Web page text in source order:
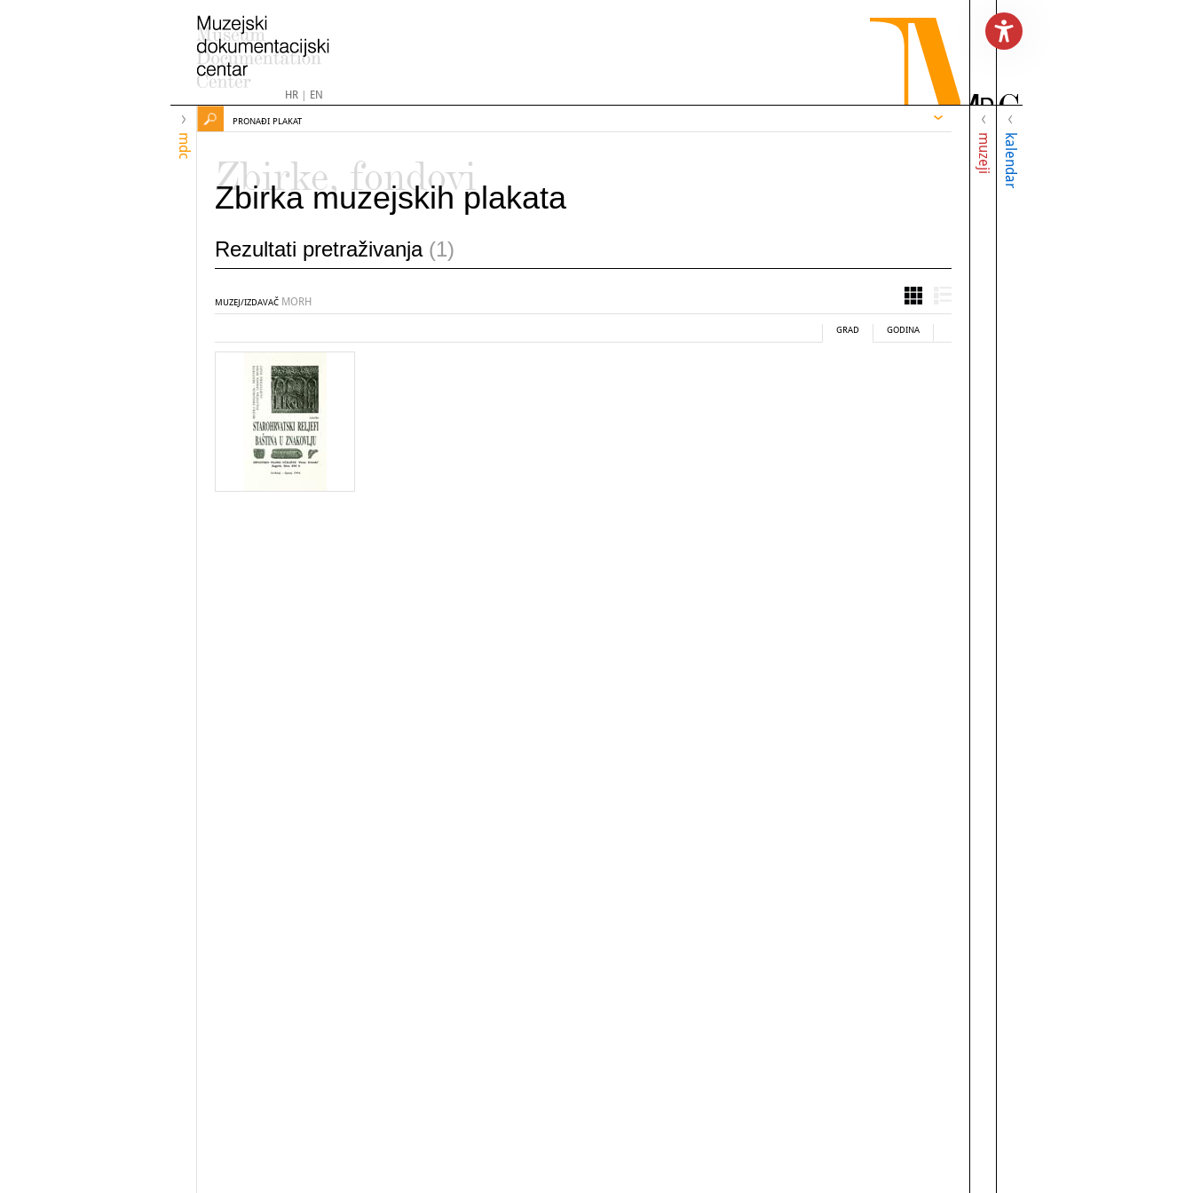
HR| EN
mdc muzeji kalendar
PRONAĐI PLAKAT
Zbirke, fondovi
Zbirka muzejskih plakata
Rezultati pretraživanja (1)
MUZEJ/IZDAVAČ MORH
GRAD GODINA